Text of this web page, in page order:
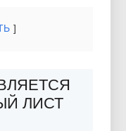
ЛИСТ